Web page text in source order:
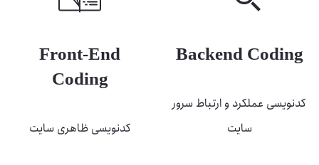
Backend Coding
کدنویسی عملکرد و ارتباط سرور
سایت
Front-End
Coding
کدنویسی ظاهری سایت